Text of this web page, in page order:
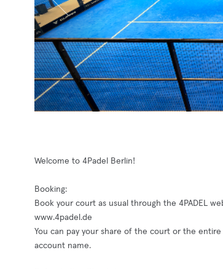
Welcome to 4Padel Berlin!
Booking:
Book your court as usual through the 4PADEL
www.4padel.de
You can pay your share of the court or the
account name.